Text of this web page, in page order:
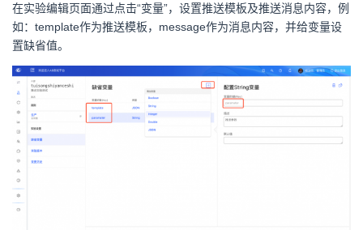
在实验编辑页面通过点击“变量”，设置推送模板及推送消息内容，例
如：template作为推送模板，message作为消息内容，并给变量设
置缺省值。